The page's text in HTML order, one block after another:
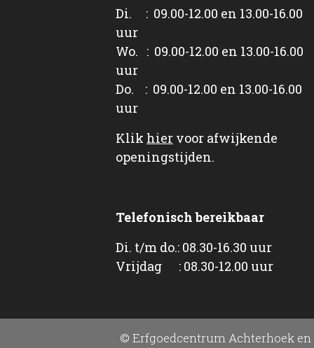
Di. : 09.00-12.00 en 13.00-16.00
uur
Wo. : 09.00-12.00 en 13.00-16.00
uur
Do. : 09.00-12.00 en 13.00-16.00
uur
Klik hier voor afwijkende
openingstijden.
Telefonisch bereikbaar
Di. t/m do.: 08.30-16.30 uur
Vrijdag : 08.30-12.00 uur
© Erfgoedcentrum Achterhoek en